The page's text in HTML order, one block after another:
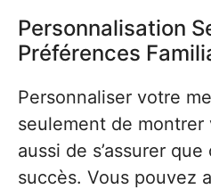
Personnalisation
Préférences
Personnaliser votre
seulement de
aussi de s’assurer
succès. Vous pouvez